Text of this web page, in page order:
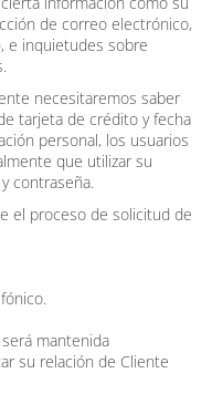
de correo electrónico,
e inquietudes sobre
necesitaremos saber
tarjeta de crédito y fecha
personal, los usuarios
que utilizar su
contraseña.
el proceso de solicitud de
mantenida
su relación de Cliente